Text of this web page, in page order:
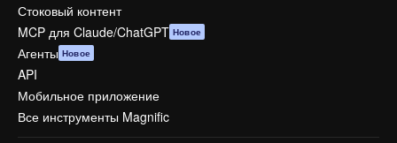
Стоковый контент
MCP для Claude/ChatGPT Новое
Агенты Новое
API
Мобильное приложение
Все инструменты Magnific